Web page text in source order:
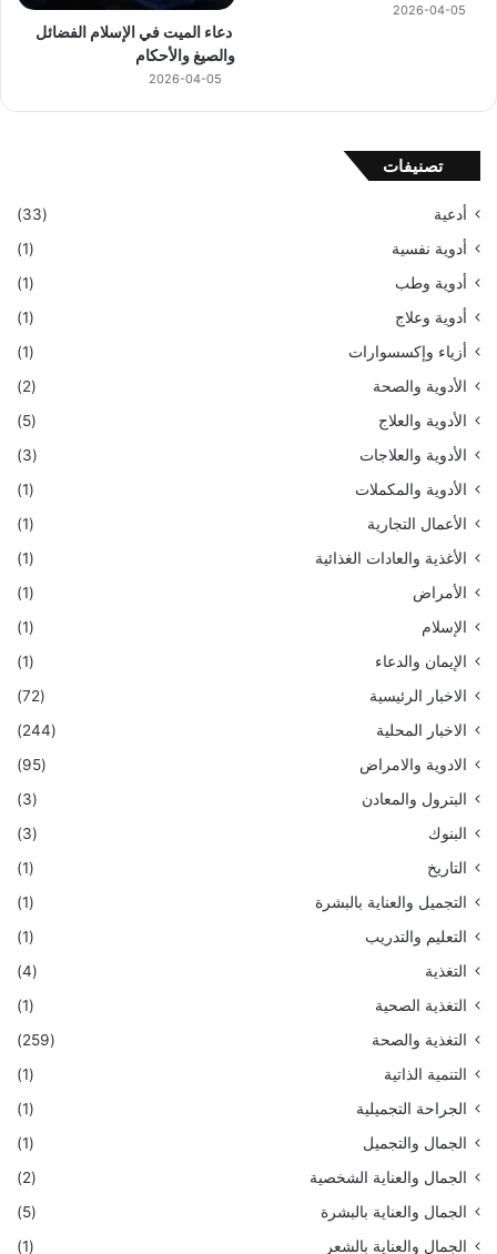
2026-04-05
دعاء الميت في الإسلام الفضائل
والصيغ والأحكام
2026-04-05
تصنيفات
أدعية
(33)
أدوية نفسية
(1)
أدوية وطب
(1)
أدوية وعلاج
(1)
أزياء وإكسسوارات
(1)
الأدوية والصحة
(2)
الأدوية والعلاج
(5)
الأدوية والعلاجات
(3)
الأدوية والمكملات
(1)
الأعمال التجارية
(1)
الأغذية والعادات الغذائية
(1)
الأمراض
(1)
الإسلام
(1)
الإيمان والدعاء
(1)
الاخبار الرئيسية
(72)
الاخبار المحلية
(244)
الادوية والامراض
(95)
البترول والمعادن
(3)
البنوك
(3)
التاريخ
(1)
التجميل والعناية بالبشرة
(1)
التعليم والتدريب
(1)
التغذية
(4)
التغذية الصحية
(1)
التغذية والصحة
(259)
التنمية الذاتية
(1)
الجراحة التجميلية
(1)
الجمال والتجميل
(1)
الجمال والعناية الشخصية
(2)
الجمال والعناية بالبشرة
(5)
الجمال والعناية بالشعر
(1)